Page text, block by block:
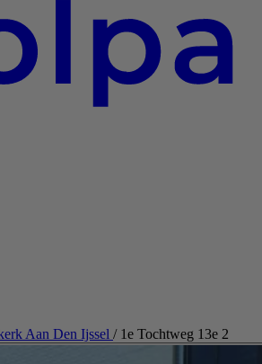
Aan Den Ijssel / 1e Tochtweg 13e 2